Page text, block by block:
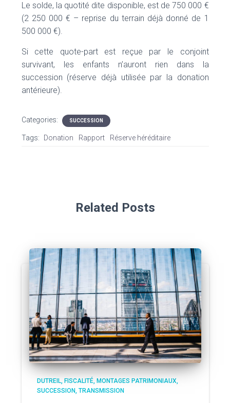
Le solde, la quotité dite disponible, est de 750 000 €
(2 250 000 € – reprise du terrain déjà donné de 1
500 000 €).
Si cette quote-part est reçue par le conjoint
survivant, les enfants n’auront rien dans la
succession (réserve déjà utilisée par la donation
antérieure).
Categories: SUCCESSION
Tags: Donation Rapport Réserve héréditaire
Related Posts
DUTREIL FISCALITÉ MONTAGES PATRIMONIAUX
SUCCESSION TRANSMISSION